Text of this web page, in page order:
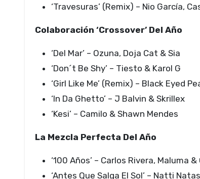
‘Travesuras’ (Remix) – Nio García,
Colaboración ‘Crossover’ Del Año
‘Del Mar’ – Ozuna, Doja Cat & Sia
‘Don´t Be Shy’ – Tiesto & Karol G
‘Girl Like Me’ (Remix) – Black Eyed
‘In Da Ghetto’ – J Balvin & Skrillex
‘Kesi’ – Camilo & Shawn Mendes
La Mezcla Perfecta Del Año
‘100 Años’ – Carlos Rivera, Maluma
‘Antes Que Salga El Sol’ – Natti